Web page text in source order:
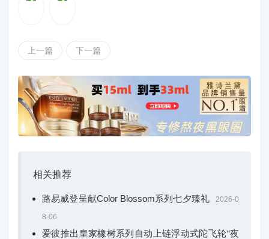
上一篇 下一篇
相关推荐
路易威登呈献Color Blossom系列七夕臻礼 2026-0
8-06
爱彼推出皇家橡树系列自动上链浮动式陀飞轮“夜